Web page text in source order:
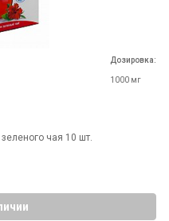
Дозировка:
1000 мг
чая 10 шт.